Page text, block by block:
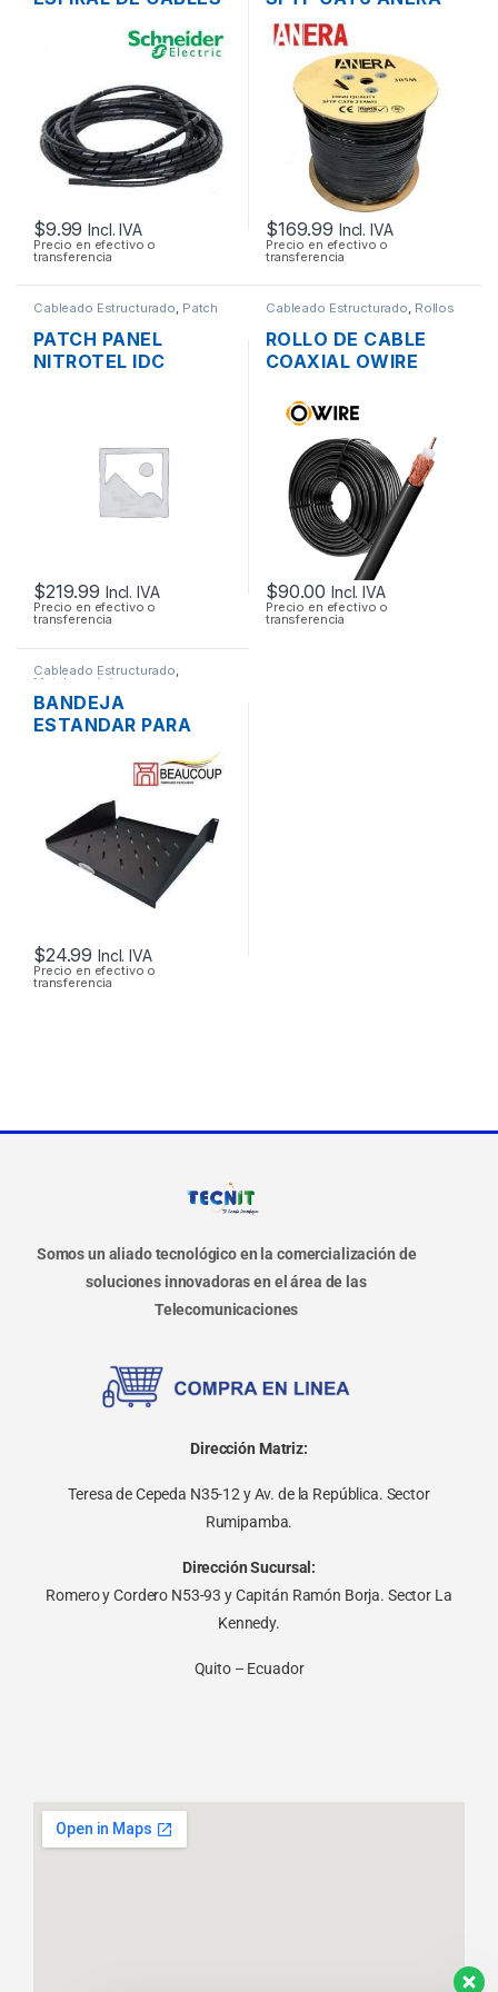
NEGRO 12MM 10
$9.99 Incl. IVA
Precio en efectivo o
transferencia
BLINDADO EXTERIOR
305MTS
$169.99 Incl. IVA
Precio en efectivo o
transferencia
Cableado Estructurado Patch
PATCH PANEL
NITROTEL IDC
$219.99 Incl. IVA
Precio en efectivo o
transferencia
Cableado Estructurado Rollos
ROLLO DE CABLE
COAXIAL OWIRE
NEGRO COBRE POR
METROS
$90.00 Incl. IVA
Precio en efectivo o
transferencia
Cableado Estructurado,
Metalmecánicos
BANDEJA
ESTANDAR PARA
BEAUCOUP I-1101
$24.99 Incl. IVA
Precio en efectivo o
transferencia
Somos un aliado tecnológico en la comercialización de
soluciones innovadoras en el área de las
Telecomunicaciones
Dirección Matriz:
Teresa de Cepeda N35-12 y Av. de la República. Sector
Rumipamba.
Dirección Sucursal:
Romero y Cordero N53-93 y Capitán Ramón Borja. Sector La
Kennedy.
Quito – Ecuador